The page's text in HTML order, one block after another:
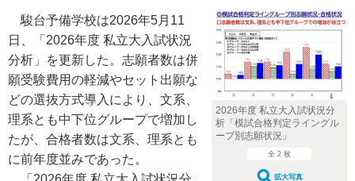
2026年度 私立大入試状況分
析「模試合格判定ライングル
ープ別志願状況」
全 2 枚
拡大写真
駿台予備学校は2026年5月11
日、「2026年度 私立大入試状況
分析」を更新した。志願者数は併
願受験費用の軽減やセット出願な
どの選抜方式導入により、文系、
理系とも中下位グループで増加し
たが、合格者数は文系、理系とも
に前年度並みであった。